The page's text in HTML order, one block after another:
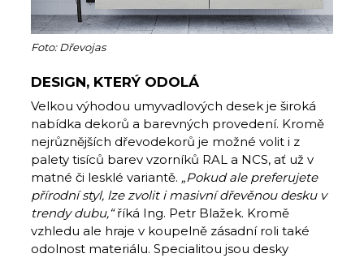
Foto: Dřevojas
DESIGN, KTERÝ ODOLÁ
Velkou výhodou umyvadlových desek je široká
nabídka dekorů a barevných provedení. Kromě
nejrůznějších dřevodekorů je možné volit i z
palety tisíců barev vzorníků RAL a NCS, ať už v
matné či lesklé variantě. „Pokud ale preferujete
přírodní styl, lze zvolit i masivní dřevěnou desku v
trendy dubu,“říká Ing. Petr Blažek. Kromě
vzhledu ale hraje v koupelně zásadní roli také
odolnost materiálu. Specialitou jsou desky